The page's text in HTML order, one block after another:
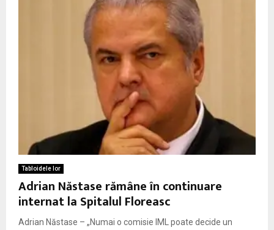
Tabloidele lor
Adrian Năstase rămâne în continuare
internat la Spitalul Floreasc
Adrian Năstase – „Numai o comisie IML poate decide un